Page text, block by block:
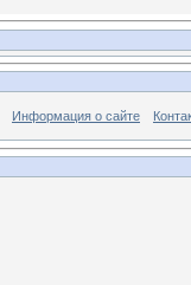
Информация о сайте